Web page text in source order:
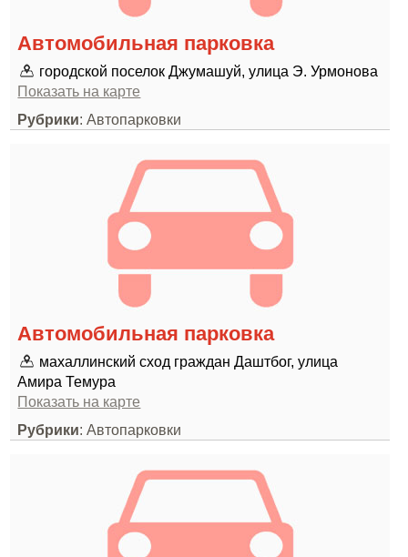
Автомобильная парковка
городской поселок Джумашуй, улица Э. Урмонова
Показать на карте
Рубрики: Автопарковки
Автомобильная парковка
махаллинский сход граждан Даштбог, улица
Амира Темура
Показать на карте
Рубрики: Автопарковки